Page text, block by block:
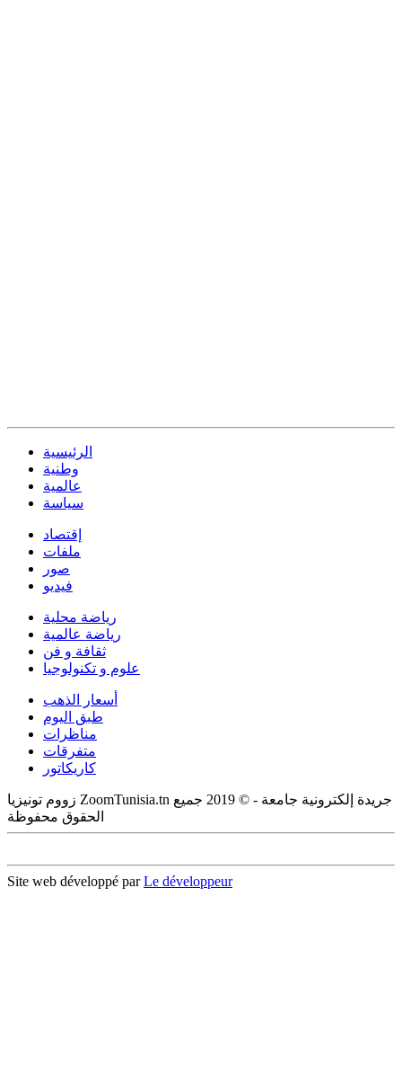
الرئيسية
وطنية
عالمية
سياسة
إقتصاد
ملفات
صور
فيديو
رياضة محلية
رياضة عالمية
ثقافة و فن
علوم و تكنولوجيا
أسعار الذهب
طبق اليوم
مناظرات
متفرقات
كاريكاتور
زووم تونيزيا ZoomTunisia.tn جريدة إلكترونية جامعة - © 2019 جميع
الحقوق محفوظة
Site web développé parLe développeur